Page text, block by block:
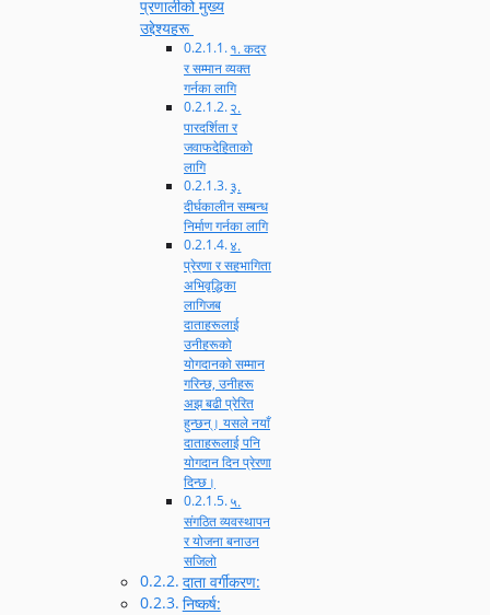
प्रणालीको मुख्य
उद्देश्यहरू
१. कदर
र सम्मान व्यक्त
गर्नका लागि
२.
पारदर्शिता र
जवाफदेहिताको
लागि
३.
दीर्घकालीन सम्बन्ध
निर्माण गर्नका लागि
४.
प्रेरणा र सहभागिता
अभिवृद्धिका
लागिजब
दाताहरूलाई
उनीहरूको
योगदानको सम्मान
गरिन्छ, उनीहरू
अझ बढी प्रेरित
हुन्छन्। यसले नयाँ
दाताहरूलाई पनि
योगदान दिन प्रेरणा
दिन्छ।
५.
संगठित व्यवस्थापन
र योजना बनाउन
सजिलो
दाता वर्गीकरण:
निष्कर्ष: